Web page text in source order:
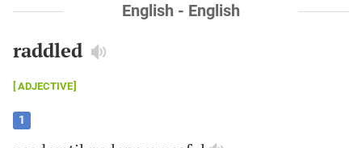
English - English
raddled
ADJECTIVE
1